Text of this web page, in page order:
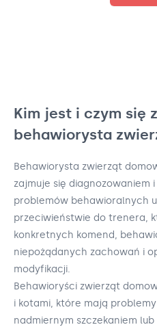
Kim jest i czym się
behawiorysta
Behawiorysta zwierząt
zajmuje się diagnozowaniem
problemów behawioralnych
przeciwieństwie do trenera,
konkretnych komend,
niepożądanych zachowań i
modyfikacji.
Behawioryści zwierząt
i kotami, które mają
nadmiernym szczekaniem